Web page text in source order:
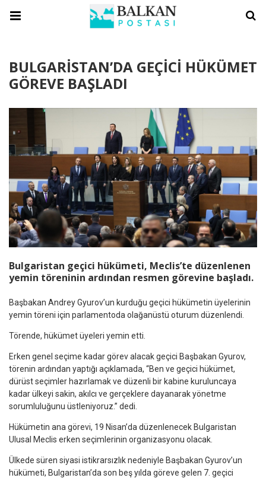
BULGARİSTAN’DA GEÇİCİ HÜKÜMET
GÖREVE BAŞLADI
Bulgaristan geçici hükümeti, Meclis’te düzenlenen
yemin töreninin ardından resmen görevine başladı.
Başbakan Andrey Gyurov’un kurduğu geçici hükümetin üyelerinin
yemin töreni için parlamentoda olağanüstü oturum düzenlendi.
Törende, hükümet üyeleri yemin etti.
Erken genel seçime kadar görev alacak geçici Başbakan Gyurov,
törenin ardından yaptığı açıklamada, “Ben ve geçici hükümet,
dürüst seçimler hazırlamak ve düzenli bir kabine kuruluncaya
kadar ülkeyi sakin, akılcı ve gerçeklere dayanarak yönetme
sorumluluğunu üstleniyoruz.” dedi.
Hükümetin ana görevi, 19 Nisan’da düzenlenecek Bulgaristan
Ulusal Meclis erken seçimlerinin organizasyonu olacak.
Ülkede süren siyasi istikrarsızlık nedeniyle Başbakan Gyurov’un
hükümeti, Bulgaristan’da son beş yılda göreve gelen 7. geçici